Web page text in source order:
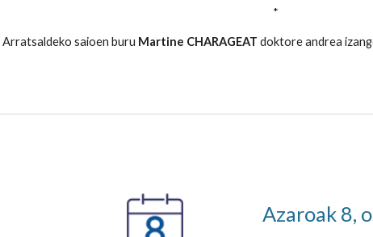
*
Arratsaldeko saioen buru Martine CHARAGEAT doktore andrea
Azaroak 8,